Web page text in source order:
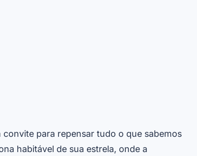
para repensar tudo o que sabemos
habitável de sua estrela, onde a